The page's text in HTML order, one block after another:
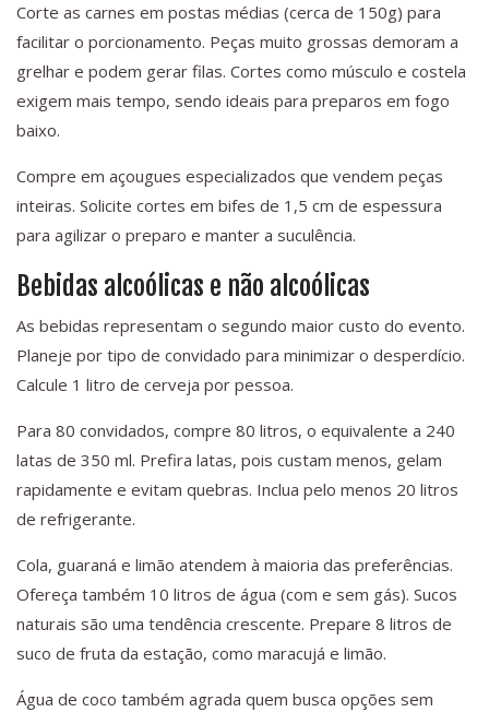
Corte as carnes em postas médias (cerca de 150g) para
facilitar o porcionamento. Peças muito grossas demoram a
grelhar e podem gerar filas. Cortes como músculo e costela
exigem mais tempo, sendo ideais para preparos em fogo
baixo.
Compre em açougues especializados que vendem peças
inteiras. Solicite cortes em bifes de 1,5 cm de espessura
para agilizar o preparo e manter a suculência.
Bebidas alcoólicas e não alcoólicas
As bebidas representam o segundo maior custo do evento.
Planeje por tipo de convidado para minimizar o desperdício.
Calcule 1 litro de cerveja por pessoa.
Para 80 convidados, compre 80 litros, o equivalente a 240
latas de 350 ml. Prefira latas, pois custam menos, gelam
rapidamente e evitam quebras. Inclua pelo menos 20 litros
de refrigerante.
Cola, guaraná e limão atendem à maioria das preferências.
Ofereça também 10 litros de água (com e sem gás). Sucos
naturais são uma tendência crescente. Prepare 8 litros de
suco de fruta da estação, como maracujá e limão.
Água de coco também agrada quem busca opções sem